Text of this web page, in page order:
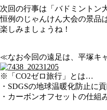
次回の行事は「バドミントン
恒例のじゃんけん大会の景品
楽しみましょうね！
≪なお今回の遠足は、平塚キ
※「CO2ゼロ旅行」とは…
・SDGSの地球温暖化防止に
・カーボンオフセットの仕組